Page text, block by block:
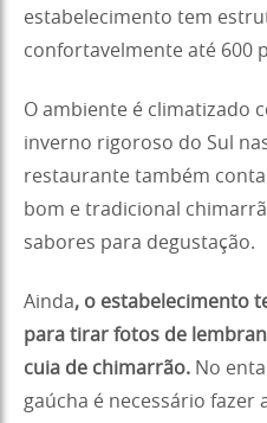
estabelecimento tem
confortavelmente até 600
O ambiente é climatizado
inverno rigoroso do Sul
restaurante também
bom e tradicional
sabores para degustação.
Ainda, o estabelecimento
para tirar fotos de
cuia de chimarrão. No
gaúcha é necessário fazer